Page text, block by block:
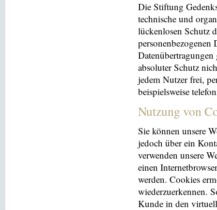
Die Stiftung
technische und
lückenlosen Schutz
personenbezogenen
absoluter Schutz
jedem Nutzer frei,
beispielsweise
Nutzung von
Sie können unsere
jedoch über ein
verwenden unsere
einen
werden. Cookies
wiederzuerkennen.
Kunde in den